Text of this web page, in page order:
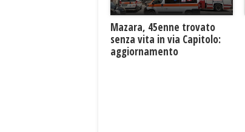
Mazara, 45enne trovato
senza vita in via Capitolo:
aggiornamento